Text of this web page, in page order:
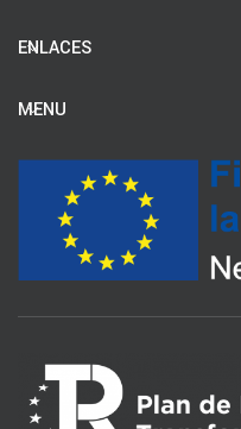
ENLACES
MENU